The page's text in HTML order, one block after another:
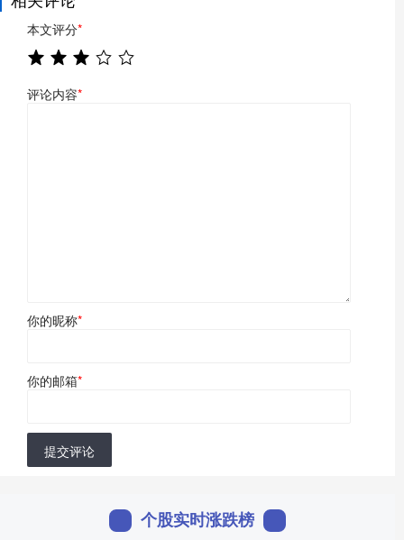
本文评分*
评论内容*
你的昵称*
你的邮箱*
提交评论
个股实时涨跌榜